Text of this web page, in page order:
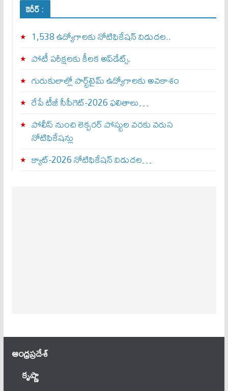
కెరీర్ :
1,538 ఉద్యోగాలకు నోటిఫికేషన్ విడుదల..
పోటీ పరీక్షలకు కీలక అప్‌డేట్స్.
గురుకులాల్లో పార్ట్‌టైమ్ ఉద్యోగాలకు అవకాశం
రేపే టీజీ సీపీగెట్‌-2026 ఫలితాలు…
పోలీస్ నుంచి లెక్చరర్ పోస్టుల వరకు వరుస
నోటిఫికేషన్లు
క్యాట్-2026 నోటిఫికేషన్ విడుదల…
ఆంధ్ర‌ప్ర‌దేశ్
కృష్ణా